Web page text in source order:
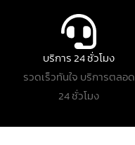
บริการ 24 ชั่วโมง
รวดเร็วทันใจ บริการตลอด
24 ชั่วโมง